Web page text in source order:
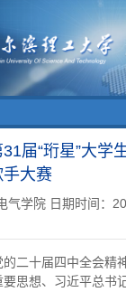
届“珩星”大学
大赛
气学院 日期时间：
二十届四中全会精
思想、习近平总书